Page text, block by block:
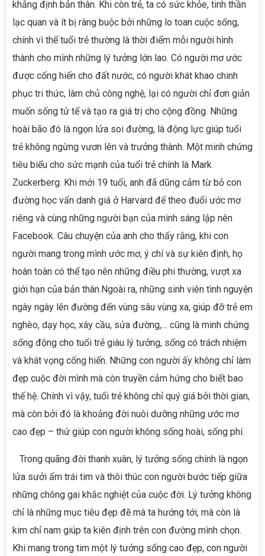
khẳng định bản thân. Khi còn trẻ, ta có sức khỏe, tinh thần
lạc quan và ít bị ràng buộc bởi những lo toan cuộc sống,
chính vì thế tuổi trẻ thường là thời điểm mỗi người hình
thành cho mình những lý tưởng lớn lao. Có người mơ ước
được cống hiến cho đất nước, có người khát khao chinh
phục tri thức, làm chủ công nghệ, lại có người chỉ đơn giản
muốn sống tử tế và tạo ra giá trị cho cộng đồng. Những
hoài bão đó là ngọn lửa soi đường, là động lực giúp tuổi
trẻ không ngừng vươn lên và trưởng thành. Một minh chứng
tiêu biểu cho sức mạnh của tuổi trẻ chính là Mark
Zuckerberg. Khi mới 19 tuổi, anh đã dũng cảm từ bỏ con
đường học vấn danh giá ở Harvard để theo đuổi ước mơ
riêng và cùng những người bạn của mình sáng lập nên
Facebook. Câu chuyện của anh cho thấy rằng, khi con
người mang trong mình ước mơ, ý chí và sự kiên định, họ
hoàn toàn có thể tạo nên những điều phi thường, vượt xa
giới hạn của bản thân.Ngoài ra, những sinh viên tình nguyện
ngày ngày lên đường đến vùng sâu vùng xa, giúp đỡ trẻ em
nghèo, dạy học, xây cầu, sửa đường,… cũng là minh chứng
sống động cho tuổi trẻ giàu lý tưởng, sống có trách nhiệm
và khát vọng cống hiến. Những con người ấy không chỉ làm
đẹp cuộc đời mình mà còn truyền cảm hứng cho biết bao
thế hệ. Chính vì vậy, tuổi trẻ không chỉ quý giá bởi thời gian,
mà còn bởi đó là khoảng đời nuôi dưỡng những ước mơ
cao đẹp – thứ giúp con người không sống hoài, sống phí.
Trong quãng đời thanh xuân, lý tưởng sống chính là ngọn
lửa sưởi ấm trái tim và thôi thúc con người bước tiếp giữa
những chông gai khắc nghiệt của cuộc đời. Lý tưởng không
chỉ là những mục tiêu đẹp đẽ mà ta hướng tới, mà còn là
kim chỉ nam giúp ta kiên định trên con đường mình chọn.
Khi mang trong tim một lý tưởng sống cao đẹp, con người